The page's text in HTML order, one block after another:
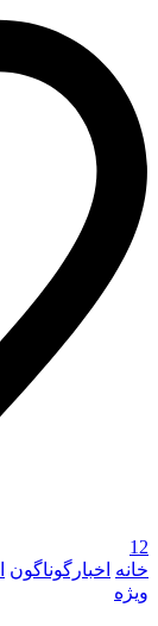
12
خانه اخبارگوناگون
ویژه